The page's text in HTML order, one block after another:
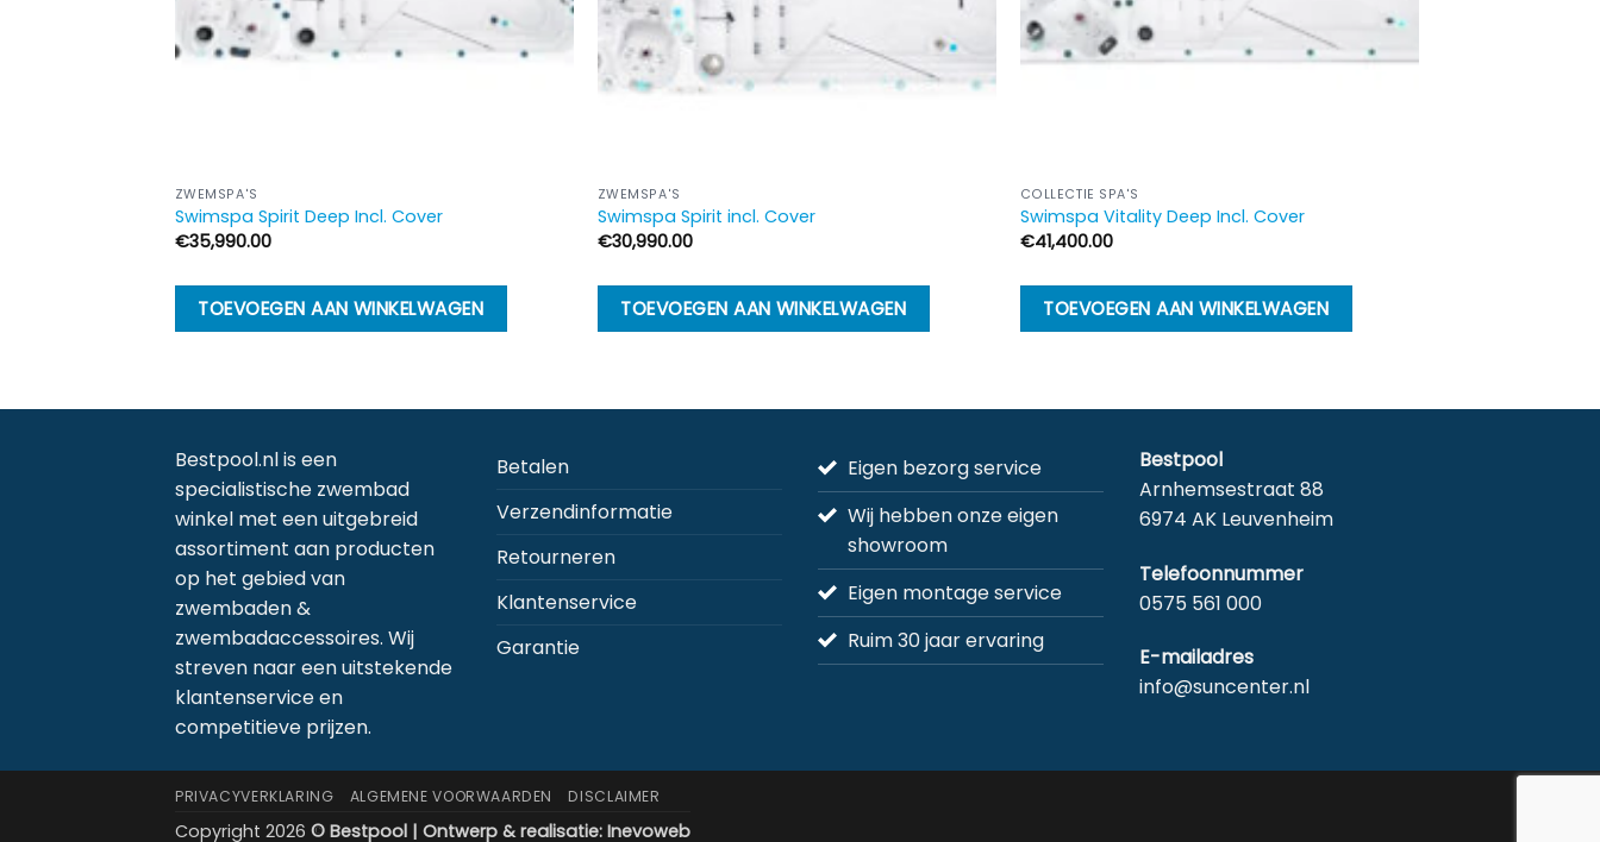
ZWEMSPA'S
Swimspa Spirit Deep Incl. Cover
€35,990.00
TOEVOEGEN AAN WINKELWAGEN
ZWEMSPA'S
Swimspa Spirit incl. Cover
€30,990.00
TOEVOEGEN AAN WINKELWAGEN
COLLECTIE SPA'S
Swimspa Vitality Deep Incl. Cover
€41,400.00
TOEVOEGEN AAN WINKELWAGEN
Bestpool.nl is een
specialistische zwembad
winkel met een uitgebreid
assortiment aan producten
op het gebied van
zwembaden &
zwembadaccessoires. Wij
streven naar een uitstekende
klantenservice en
competitieve prijzen.
Betalen
Verzendinformatie
Retourneren
Klantenservice
Garantie
Eigen bezorg service
Wij hebben onze eigen
showroom
Eigen montage service
Ruim 30 jaar ervaring
Bestpool
Arnhemsestraat 88
6974 AK Leuvenheim
Telefoonnummer
0575 561 000
E-mailadres
info@suncenter.nl
PRIVACYVERKLARING ALGEMENE VOORWAARDEN DISCLAIMER
Copyright 2026 © Bestpool | Ontwerp & realisatie: Inevoweb